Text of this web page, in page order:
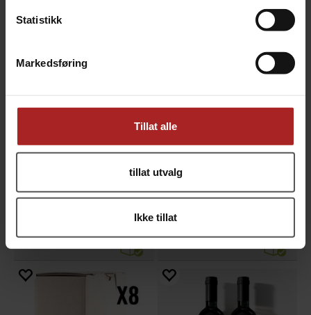
Statistikk
Markedsføring
Tillat alle
tillat utvalg
Ikke tillat
5 liter pose for Bag In Box
tilpasset Bag in Box 5 liter eske
5-pack, bag in box 5 liter